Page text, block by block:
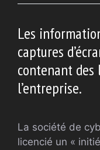
Les
captures
contenant des
l’entreprise.
La société de
licencié un «